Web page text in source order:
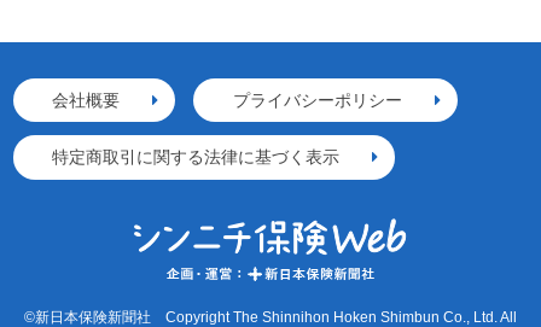
会社概要 プライバシーポリシー
特定商取引に関する法律に基づく表示
©新日本保険新聞社 Copyright The Shinnihon Hoken Shimbun Co., Ltd. All